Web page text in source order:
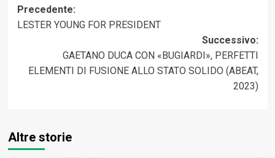
Navigazione
articolo
Precedente:
LESTER YOUNG FOR PRESIDENT
Successivo:
GAETANO DUCA CON «BUGIARDI», PERFETTI
ELEMENTI DI FUSIONE ALLO STATO SOLIDO (ABEAT,
2023)
Altre storie